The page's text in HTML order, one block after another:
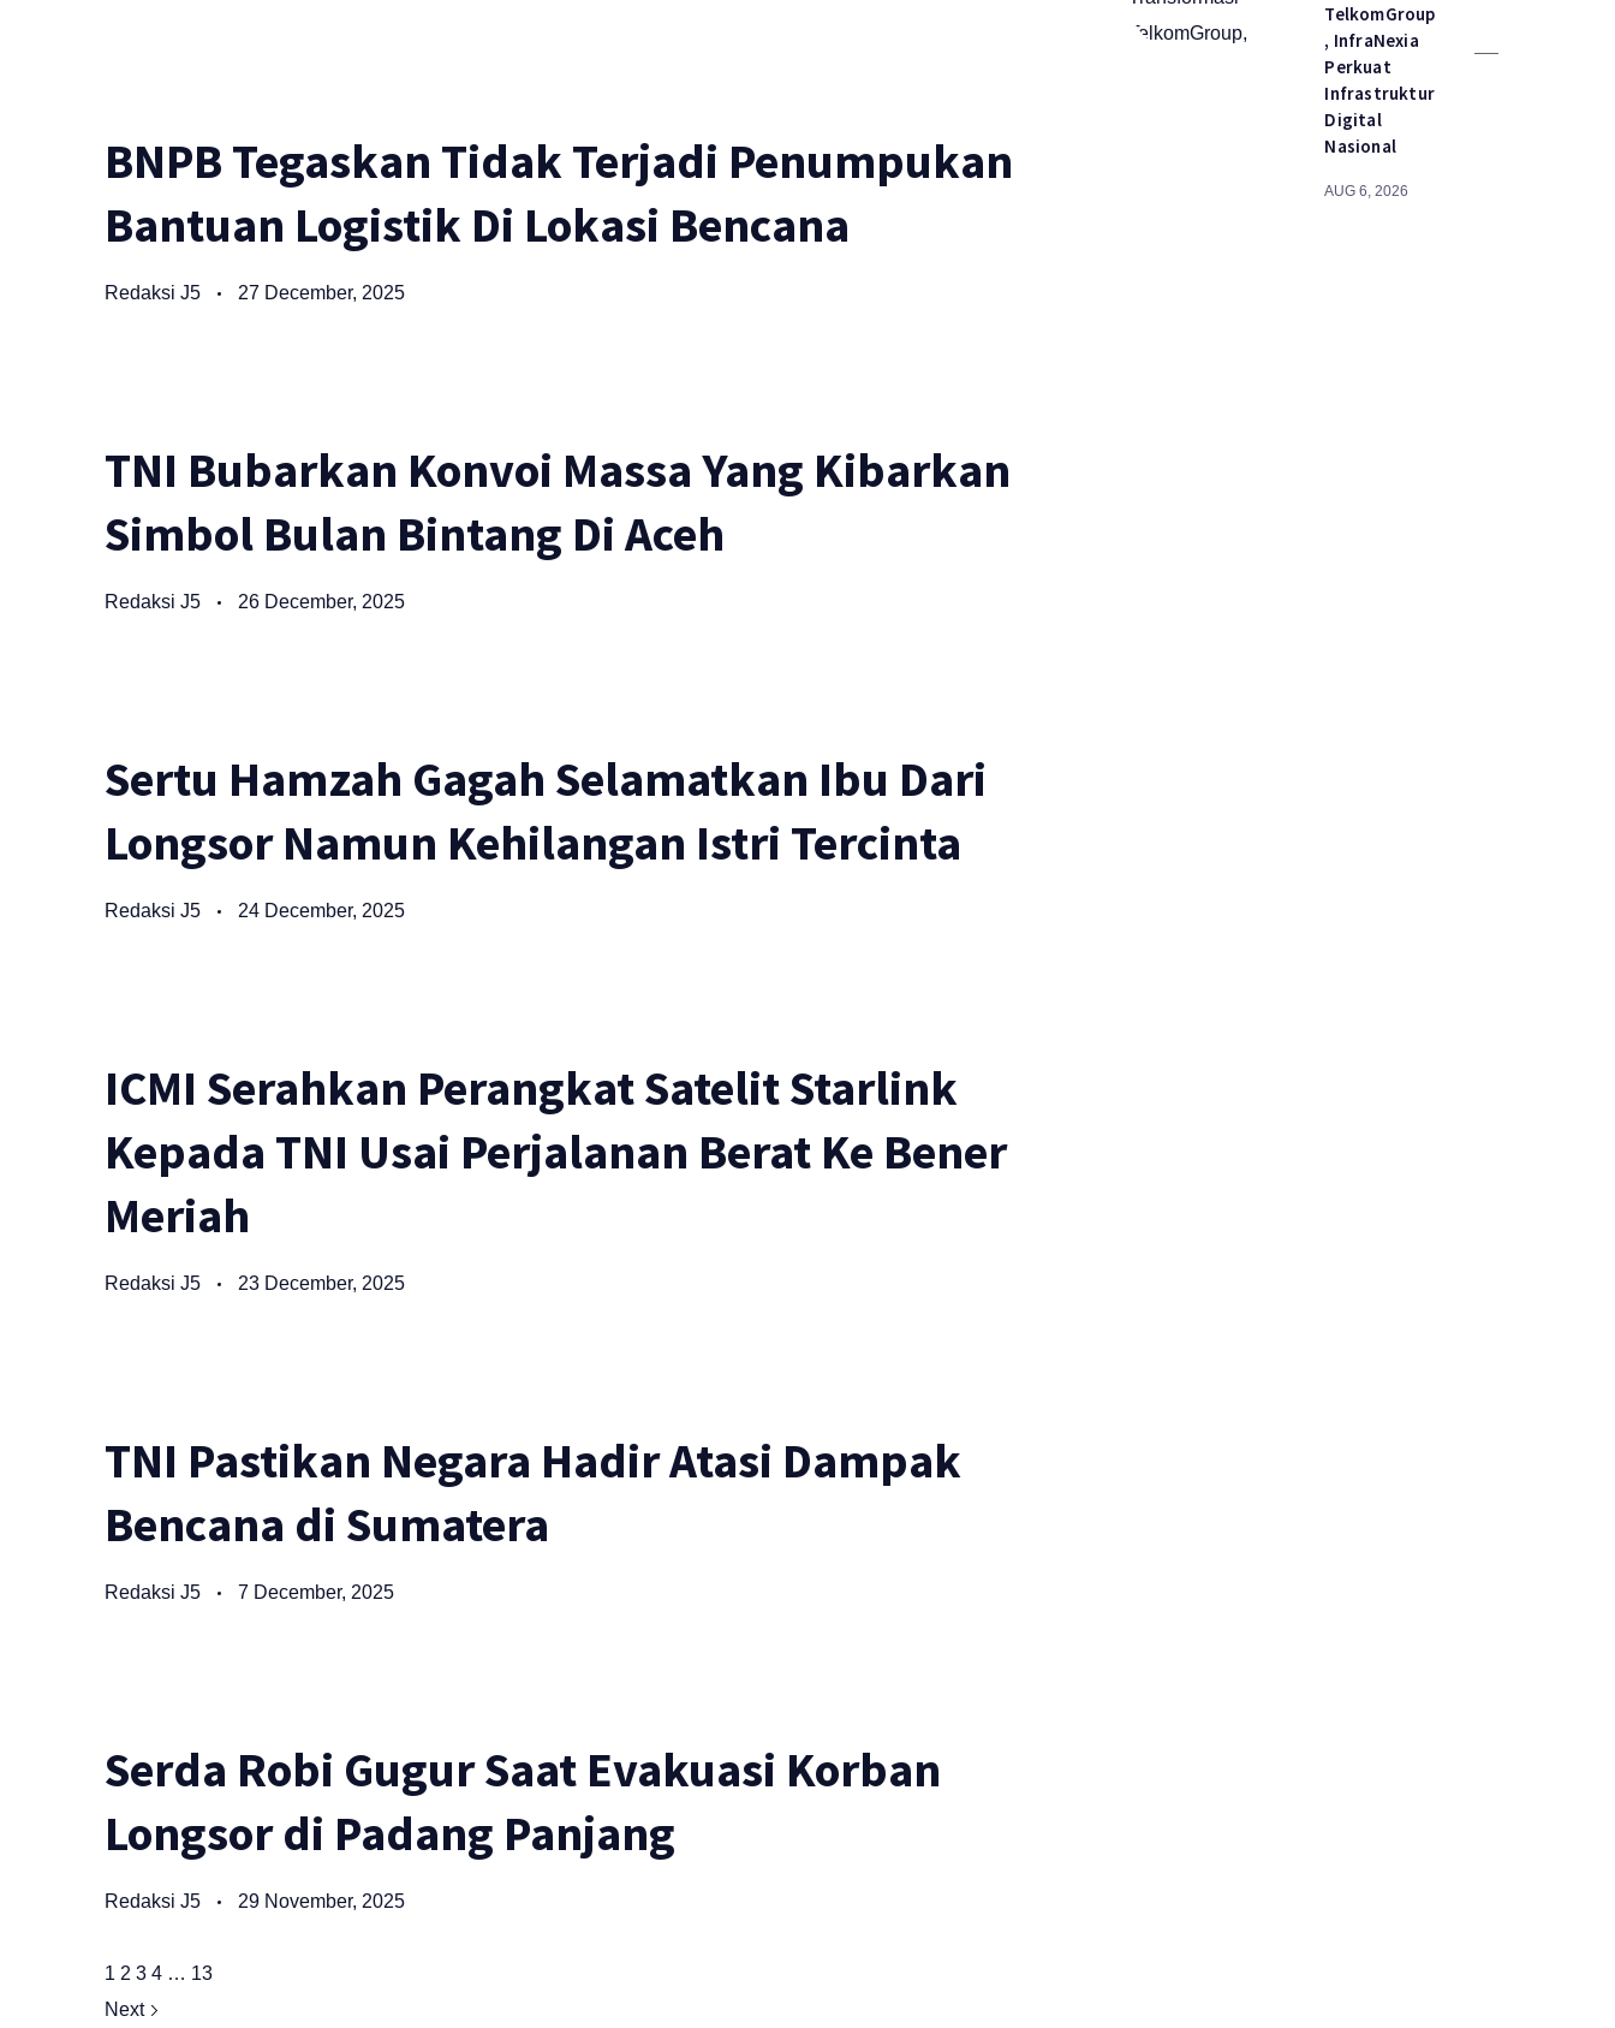
BNPB Tegaskan Tidak Terjadi Penumpukan
Bantuan Logistik Di Lokasi Bencana
Redaksi J5 27 December, 2025
TNI Bubarkan Konvoi Massa Yang Kibarkan
Simbol Bulan Bintang Di Aceh
Redaksi J5 26 December, 2025
Sertu Hamzah Gagah Selamatkan Ibu Dari
Longsor Namun Kehilangan Istri Tercinta
Redaksi J5 24 December, 2025
ICMI Serahkan Perangkat Satelit Starlink
Kepada TNI Usai Perjalanan Berat Ke Bener
Meriah
Redaksi J5 23 December, 2025
TNI Pastikan Negara Hadir Atasi Dampak
Bencana di Sumatera
Redaksi J5 7 December, 2025
Serda Robi Gugur Saat Evakuasi Korban
Longsor di Padang Panjang
Redaksi J5 29 November, 2025
1 2 3 4 … 13
Next
TelkomGroup
, InfraNexia
Perkuat
Infrastruktur
Digital
Nasional
AUG 6, 2026